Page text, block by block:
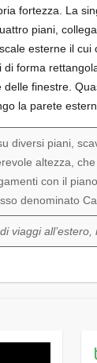
fortezza. La
piani,
esterne il
forma
finestre.
la parete
diversi piani,
altezza,
con il
denominato
viaggi